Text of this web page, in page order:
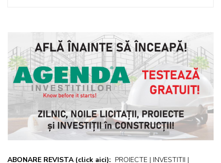
ABONARE REVISTA (click aici): PROIECTE | INVESTITII |